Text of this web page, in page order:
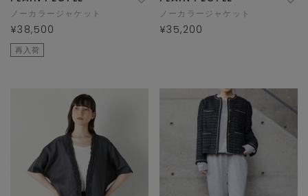
ノーカラージャケット
¥38,500
再入荷
ノーカラージャケット
¥35,200